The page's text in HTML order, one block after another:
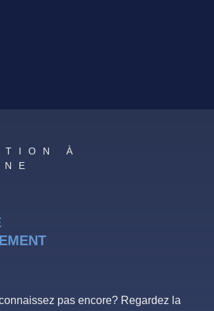
À
pas encore? Regardez la